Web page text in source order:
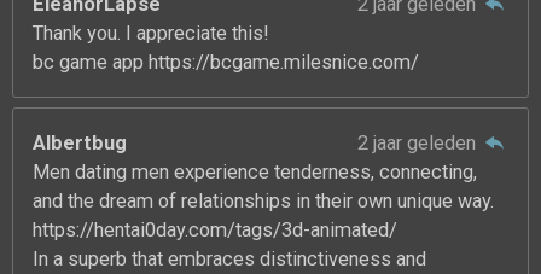
Thank you. I appreciate this!
bc game app https://bcgame.milesnice.com/
Albertbug
2 jaar geleden
Men dating men experience tenderness, connecting,
and the dream of relationships in their own unique way.
https://hentai0day.com/tags/3d-animated/
In a superb that embraces distinctiveness and